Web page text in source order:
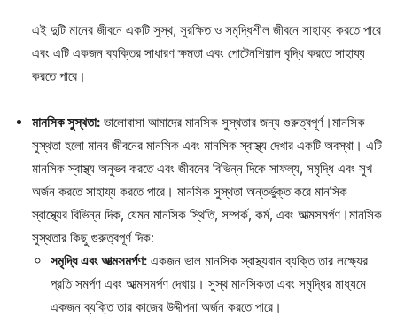
এই দুটি মানের জীবনে একটি সুস্থ, সুরক্ষিত ও সমৃদ্ধিশীল জীবনে সাহায্য করতে পারে
এবং এটি একজন ব্যক্তির সাধারণ ক্ষমতা এবং পোটেনশিয়াল বৃদ্ধি করতে সাহায্য
করতে পারে।
মানসিক সুস্থতা: ভালোবাসা আমাদের মানসিক সুস্থতার জন্য গুরুত্বপূর্ণ।মানসিক
সুস্থতা হলো মানব জীবনের মানসিক এবং মানসিক স্বাস্থ্য দেখার একটি অবস্থা। এটি
মানসিক স্বাস্থ্য অনুভব করতে এবং জীবনের বিভিন্ন দিকে সাফল্য, সমৃদ্ধি এবং সুখ
অর্জন করতে সাহায্য করতে পারে। মানসিক সুস্থতা অন্তর্ভুক্ত করে মানসিক
স্বাস্থ্যের বিভিন্ন দিক, যেমন মানসিক স্থিতি, সম্পর্ক, কর্ম, এবং আত্মসমর্পণ।মানসিক
সুস্থতার কিছু গুরুত্বপূর্ণ দিক:
সমৃদ্ধি এবং আত্মসমর্পণ: একজন ভাল মানসিক স্বাস্থ্যবান ব্যক্তি তার লক্ষ্যের
প্রতি সমর্পণ এবং আত্মসমর্পণ দেখায়। সুস্থ মানসিকতা এবং সমৃদ্ধির মাধ্যমে
একজন ব্যক্তি তার কাজের উদ্দীপনা অর্জন করতে পারে।